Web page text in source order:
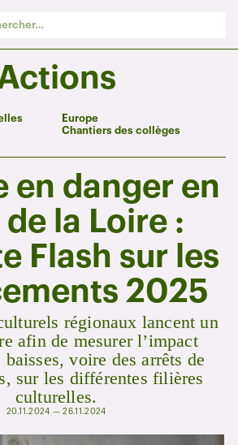
Europe
Chantiers des collèges
en danger en
de la Loire :
Flash sur les
2025
régionaux lancent un
afin de mesurer l’impact
voire des arrêts de
sur les différentes filières
culturelles.
20.11.2024 — 26.11.2024